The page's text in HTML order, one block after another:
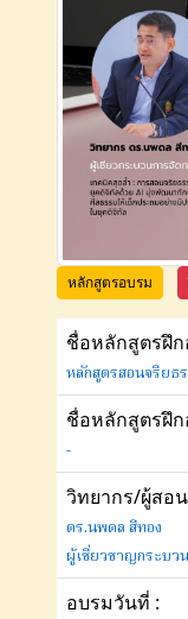
หลักสูตรอบรม
ชื่อหลักสูตรฝึก
หลักสูตรสอนจริยธ
ชื่อหลักสูตรฝึ
-
วิทยากร/ผู้สอ
ดร.นพดล สีทอง
ผู้เชี่ยวชาญกระบว
อบรมวันที่ :